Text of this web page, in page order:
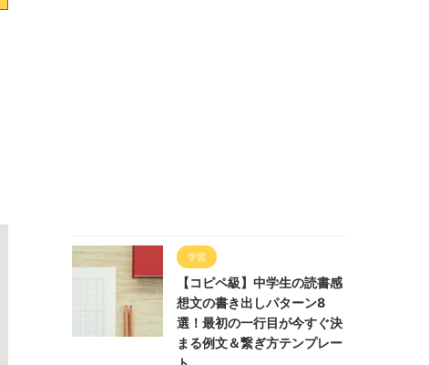
学習
【コピペ級】中学生の読書感
想文の書き出しパターン8
選！最初の一行目が今すぐ決
まる例文＆繋ぎ方テンプレー